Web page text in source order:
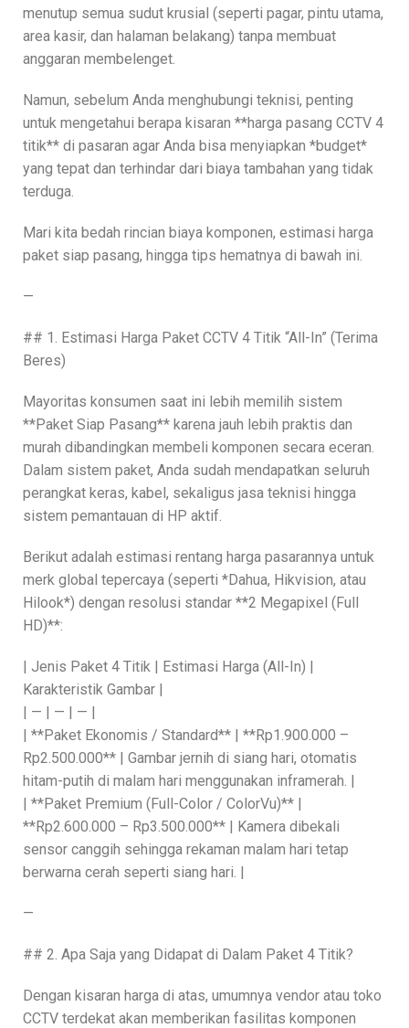
menutup semua sudut krusial (seperti pagar, pintu utama,
area kasir, dan halaman belakang) tanpa membuat
anggaran membelenget.
Namun, sebelum Anda menghubungi teknisi, penting
untuk mengetahui berapa kisaran **harga pasang CCTV 4
titik** di pasaran agar Anda bisa menyiapkan *budget*
yang tepat dan terhindar dari biaya tambahan yang tidak
terduga.
Mari kita bedah rincian biaya komponen, estimasi harga
paket siap pasang, hingga tips hematnya di bawah ini.
—
## 1. Estimasi Harga Paket CCTV 4 Titik “All-In” (Terima
Beres)
Mayoritas konsumen saat ini lebih memilih sistem
**Paket Siap Pasang** karena jauh lebih praktis dan
murah dibandingkan membeli komponen secara eceran.
Dalam sistem paket, Anda sudah mendapatkan seluruh
perangkat keras, kabel, sekaligus jasa teknisi hingga
sistem pemantauan di HP aktif.
Berikut adalah estimasi rentang harga pasarannya untuk
merk global tepercaya (seperti *Dahua, Hikvision, atau
Hilook*) dengan resolusi standar **2 Megapixel (Full
HD)**:
| Jenis Paket 4 Titik | Estimasi Harga (All-In) |
Karakteristik Gambar |
| — | — | — |
| **Paket Ekonomis / Standard** | **Rp1.900.000 –
Rp2.500.000** | Gambar jernih di siang hari, otomatis
hitam-putih di malam hari menggunakan inframerah. |
| **Paket Premium (Full-Color / ColorVu)** |
**Rp2.600.000 – Rp3.500.000** | Kamera dibekali
sensor canggih sehingga rekaman malam hari tetap
berwarna cerah seperti siang hari. |
—
## 2. Apa Saja yang Didapat di Dalam Paket 4 Titik?
Dengan kisaran harga di atas, umumnya vendor atau toko
CCTV terdekat akan memberikan fasilitas komponen